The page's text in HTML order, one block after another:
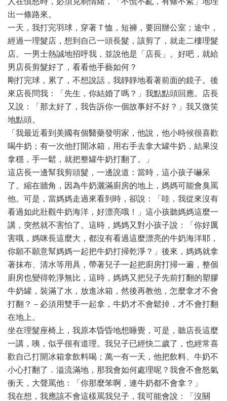
出一條路來。
一天，我打完羽球，穿著Ｔ恤，短褲，要回辦公室；途中，
經過一理髮店，想到自己一頭長髮，該剪了，就走二樓理髮
店。一男士熱誠地招呼我，並說他是「店長」。好吧，就給
男店長剪髮好了，看看他手藝如何？
剛打完球，累了，不想說話，我靜靜地看著前面的鏡子。後
來店長問我：「先生，你結婚了嗎？」我點點頭回應。店長
又說：「那太好了，我告訴你一個故事好不好？」我又微笑
地點頭。
「我最近看到美國有個醫藥發明家，他說，他小時候很喜歡
喝牛奶；有一次他打開冰箱，用右手去拿大罐牛奶，結果沒
拿穩，手一鬆，就把整罐牛奶打翻了。」
這店長一邊幫我剪頭髮，一邊說道：當時，這小孩子嚇呆
了。縮在牆角，因為牛奶灑滿廚房的地上，媽媽可能會臭罵
他。可是，當媽媽走過來看到時，卻說：「哇，我從來沒有
看過如此壯觀牛奶海洋，好漂亮哦！」這小孩聽媽媽這麼一
講，突然就不害怕了。這時，媽媽又對小孩子說：「你好厲
害哦，媽咪長這麼大，都沒有看過這麼漂亮的牛奶海洋耶，
你願不願意幫媽媽一起把牛奶打掃乾淨？」後來，媽媽就拿
著抹布、清水等用具，帶著兒子一起把廚房打掃一遍，整個
廚房也變得乾淨無比，這時，媽媽又把兒子先前打翻的塑膠
牛奶罐，裝滿了水，放進冰箱，然後再教他，怎麼拿才不會
打翻？－必須用雙手一起拿，牛奶才不會鬆掉，才不會打翻
在地上。
坐在理髮座椅上，我原本昏昏地想睡覺，可是，聽店長這麼
一講，咦，似乎很有道理。我兒子已經快二歲了，也經常喜
歡自己打開冰箱拿飲料喝；萬一有一天，他把飲料、牛奶不
小心打翻了．溢流滿地，那我會如何處理呢？我會不會怒氣
衝天，大聲罵他：「你那麼笨啊，連牛奶都不會拿？」
我在想，我應該不會這樣罵我兒子，我可能會說：「沒關